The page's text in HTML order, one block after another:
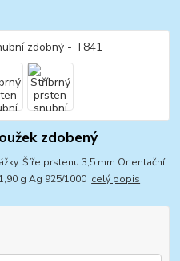
zdobený
Šíře prstenu 3,5 mm Orientační
g Ag 925/1000 celý popis